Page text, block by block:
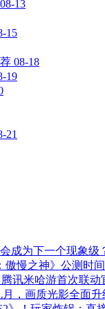
08-13
15
08-18
19
21
成为下一个现象级
慢之神》公测时间
讯米哈游首次联动
，画质光影全面升